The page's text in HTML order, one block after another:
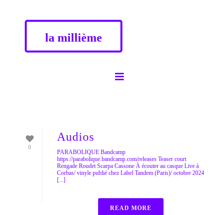
la millième
0
Audios
PARABOLIQUE Bandcamp
https://parabolique.bandcamp.com/releases Teaser court
Rengade Roudet Scarpa Cassone À écouter au casque Live à
Corbas/ vinyle publié chez Label Tandem (Paris)/ octobre 2024
[...]
READ MORE